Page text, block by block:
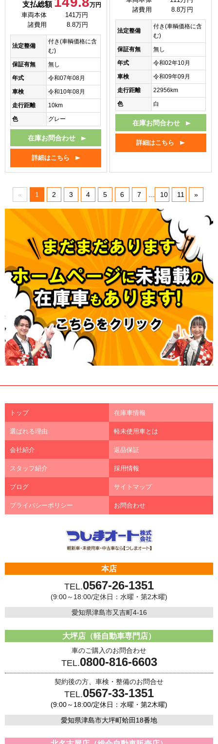
支払総額
万円
車両本体
141万円
諸費用
8.8万円
法定整備
付き(車輌価格に含
む)
保証有無
無し
年式
令和07年08月
車検
令和10年08月
走行距離
10km
色
グレー
在庫お問合わせ
詳細はこちら
諸費用
8.8万円
法定整備
付き(車輌価格に含
む)
保証有無
無し
年式
令和02年10月
車検
令和09年09月
走行距離
22956km
色
白
在庫お問合わせ
詳細はこちら
« 1 2 3 4 5 6 7 10 11 »
トップ 在庫車情報
選ばれる理由 軽未使用車とは
会社紹介 返品保証
スタッフ紹介 採用情報
ブログ サイトマップ
プライバシーポリシー お問合わせ
本店
TEL.0567-26-1351
(9:00～18:00/定休日：水曜・第2木曜)
愛知県津島市又吉町4-16
大坪店（軽自動車専門店）
車のご購入のお問合わせ
TEL.0800-816-6603
契約後の方、車検・整備のお問合せ
TEL.0567-33-1351
(9:00～18:00/定休日：水曜・第2木曜)
愛知県津島市大坪町蛤田18番地